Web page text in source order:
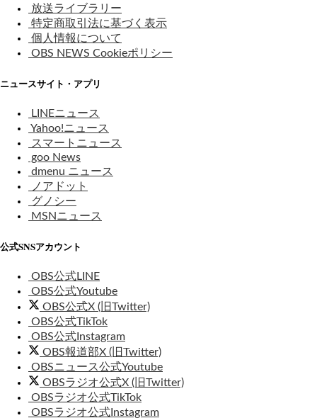
放送ライブラリー
特定商取引法に基づく表示
個人情報について
OBS NEWS Cookieポリシー
ニュースサイト・アプリ
LINEニュース
Yahoo!ニュース
スマートニュース
goo News
dmenu ニュース
ノアドット
グノシー
MSNニュース
公式SNSアカウント
OBS公式LINE
OBS公式Youtube
OBS公式X (旧Twitter)
OBS公式TikTok
OBS公式Instagram
OBS報道部X (旧Twitter)
OBSニュース公式Youtube
OBSラジオ公式X (旧Twitter)
OBSラジオ公式TikTok
OBSラジオ公式Instagram